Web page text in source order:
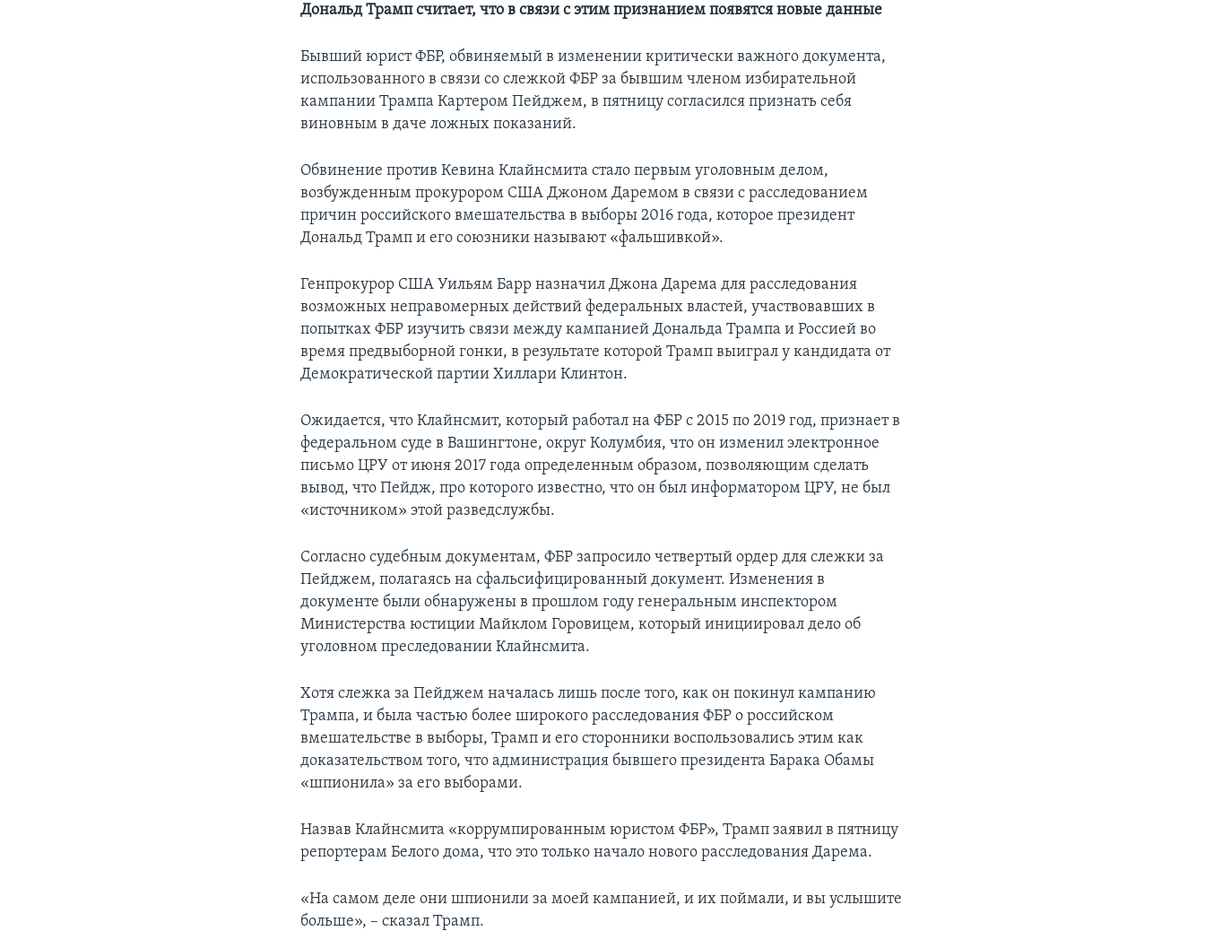
Дональд Трамп считает, что в связи с этим признанием появятся новые данные
Бывший юрист ФБР, обвиняемый в изменении критически важного документа,
использованного в связи со слежкой ФБР за бывшим членом избирательной
кампании Трампа Картером Пейджем, в пятницу согласился признать себя
виновным в даче ложных показаний.
Обвинение против Кевина Клайнсмита стало первым уголовным делом,
возбужденным прокурором США Джоном Даремом в связи с расследованием
причин российского вмешательства в выборы 2016 года, которое президент
Дональд Трамп и его союзники называют «фальшивкой».
Генпрокурор США Уильям Барр назначил Джона Дарема для расследования
возможных неправомерных действий федеральных властей, участвовавших в
попытках ФБР изучить связи между кампанией Дональда Трампа и Россией во
время предвыборной гонки, в результате которой Трамп выиграл у кандидата от
Демократической партии Хиллари Клинтон.
Ожидается, что Клайнсмит, который работал на ФБР с 2015 по 2019 год, признает в
федеральном суде в Вашингтоне, округ Колумбия, что он изменил электронное
письмо ЦРУ от июня 2017 года определенным образом, позволяющим сделать
вывод, что Пейдж, про которого известно, что он был информатором ЦРУ, не был
«источником» этой разведслужбы.
Согласно судебным документам, ФБР запросило четвертый ордер для слежки за
Пейджем, полагаясь на сфальсифицированный документ. Изменения в
документе были обнаружены в прошлом году генеральным инспектором
Министерства юстиции Майклом Горовицем, который инициировал дело об
уголовном преследовании Клайнсмита.
Хотя слежка за Пейджем началась лишь после того, как он покинул кампанию
Трампа, и была частью более широкого расследования ФБР о российском
вмешательстве в выборы, Трамп и его сторонники воспользовались этим как
доказательством того, что администрация бывшего президента Барака Обамы
«шпионила» за его выборами.
Назвав Клайнсмита «коррумпированным юристом ФБР», Трамп заявил в пятницу
репортерам Белого дома, что это только начало нового расследования Дарема.
«На самом деле они шпионили за моей кампанией, и их поймали, и вы услышите
больше», – сказал Трамп.